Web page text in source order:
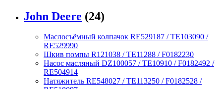
John Deere (24)
Маслосъёмный колпачок RE529187 / TE103090 /
RE529990
Шкив помпы R121038 / TE11288 / F0182230
Насос масляный DZ100057 / TE10910 / F0182492 /
RE504914
Натяжитель RE548027 / TE113250 / F0182528 /